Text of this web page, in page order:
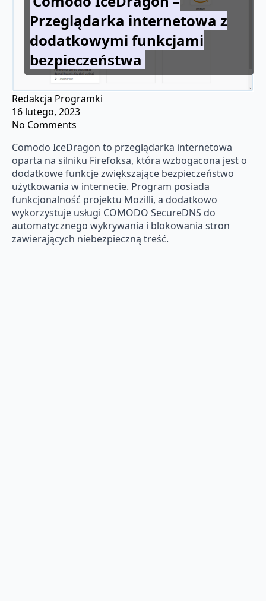
Przeglądarka internetowa z
dodatkowymi funkcjami
bezpieczeństwa
Redakcja Programki
16 lutego, 2023
No Comments
Comodo IceDragon to przeglądarka internetowa
oparta na silniku Firefoksa, która wzbogacona jest o
dodatkowe funkcje zwiększające bezpieczeństwo
użytkowania w internecie. Program posiada
funkcjonalność projektu Mozilli, a dodatkowo
wykorzystuje usługi COMODO SecureDNS do
automatycznego wykrywania i blokowania stron
zawierających niebezpieczną treść.